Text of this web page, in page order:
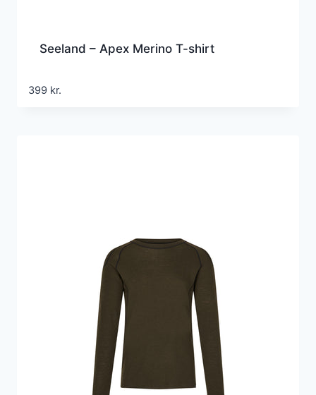
Seeland – Apex Merino T-shirt
399 kr.